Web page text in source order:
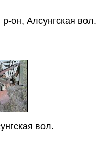
р-он, Алсунгская вол.
вол.